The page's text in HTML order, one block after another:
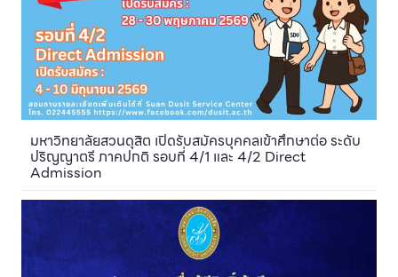
มหาวิทยาลัยสวนดุสิต เปิดรับสมัครบุคคลเข้าศึกษาต่อ ระดับ
ปริญญาตรี ภาคปกติ รอบที่ 4/1 และ 4/2 Direct
Admission